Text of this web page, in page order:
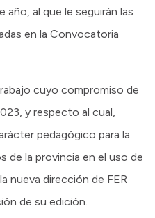
año, al que le seguirán las
en la Convocatoria
cuyo compromiso de
y respecto al cual,
pedagógico para la
de la provincia en el uso de
nueva dirección de FER
de su edición.